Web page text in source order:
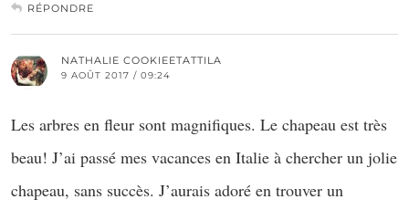
RÉPONDRE
NATHALIE COOKIEETATTILA
9 AOÛT 2017 / 09:24
Les arbres en fleur sont magnifiques. Le chapeau est très
beau! J’ai passé mes vacances en Italie à chercher un jolie
chapeau, sans succès. J’aurais adoré en trouver un